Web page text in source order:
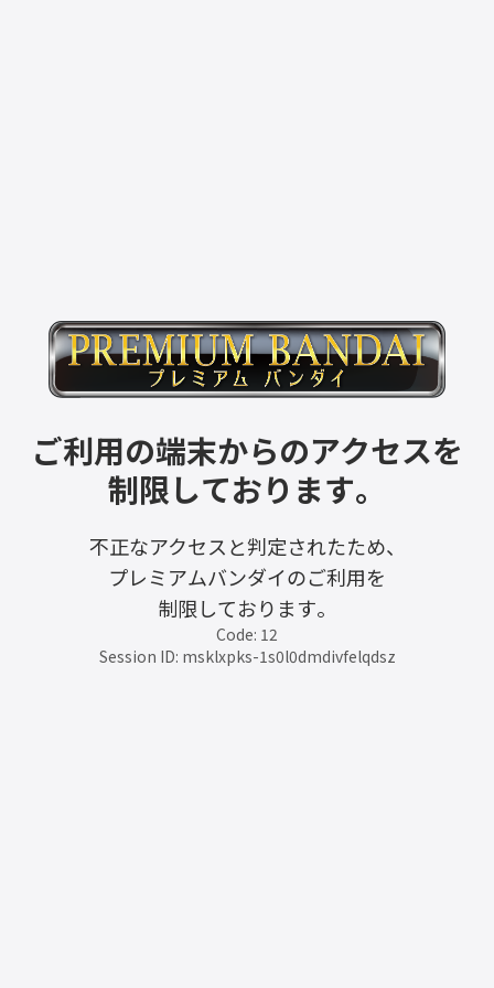
ご利用の端末からのアクセスを
制限しております。
不正なアクセスと判定されたため、
プレミアムバンダイのご利用を
制限しております。
Code: 12
Session ID: msklxpks-1s0l0dmdivfelqdsz